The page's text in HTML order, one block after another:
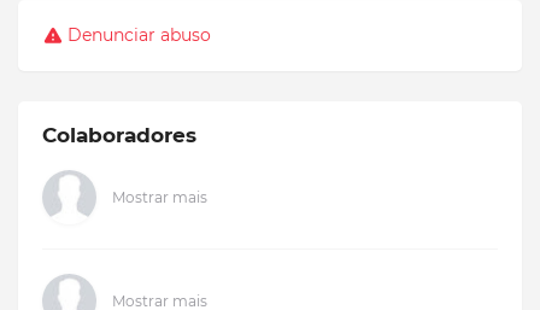
Denunciar abuso
Colaboradores
Mostrar mais
Mostrar mais